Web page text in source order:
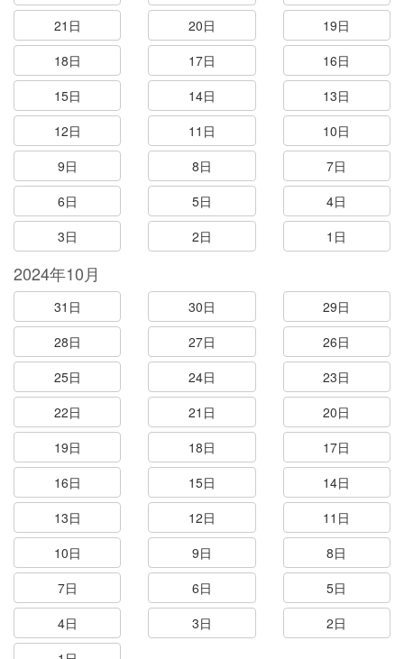
21日
20日
19日
18日
17日
16日
15日
14日
13日
12日
11日
10日
9日
8日
7日
6日
5日
4日
3日
2日 1日
2024年10月
31日 30日
29日
28日
27日
26日
25日
24日
23日
22日
21日
20日
19日
18日
17日
16日
15日
14日
13日
12日
11日
10日
9日
8日
7日
6日
5日
4日
3日
2日